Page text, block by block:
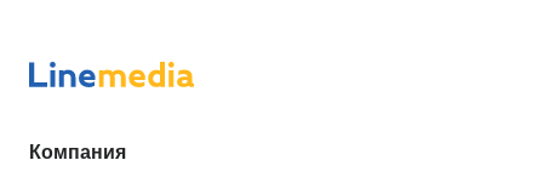
Компания